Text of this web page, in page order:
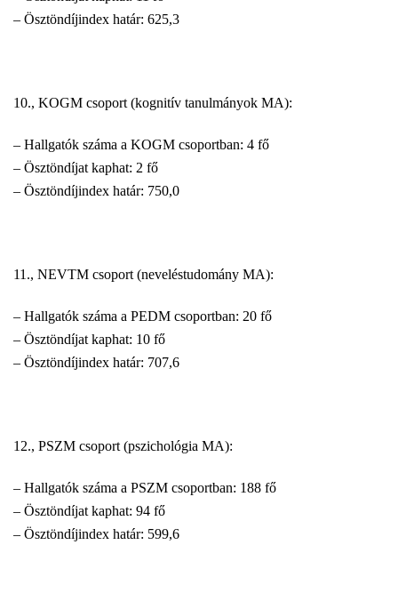
– Ösztöndíjindex határ: 625,3
10., KOGM csoport (kognitív tanulmányok MA):
– Hallgatók száma a KOGM csoportban: 4 fő
– Ösztöndíjat kaphat: 2 fő
– Ösztöndíjindex határ: 750,0
11., NEVTM csoport (neveléstudomány MA):
– Hallgatók száma a PEDM csoportban: 20 fő
– Ösztöndíjat kaphat: 10 fő
– Ösztöndíjindex határ: 707,6
12., PSZM csoport (pszichológia MA):
– Hallgatók száma a PSZM csoportban: 188 fő
– Ösztöndíjat kaphat: 94 fő
– Ösztöndíjindex határ: 599,6